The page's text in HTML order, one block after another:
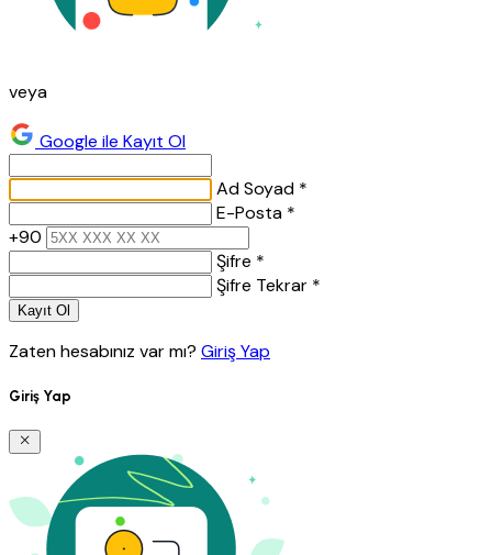
veya
Google ile Kayıt Ol
Ad Soyad *
E-Posta *
+90
Şifre *
Şifre Tekrar *
Kayıt Ol
Zaten hesabınız var mı? Giriş Yap
Giriş Yap